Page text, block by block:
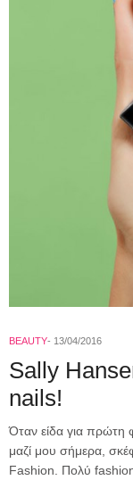
BEAUTY 13/04/2016
Sally
nails!
Όταν είδα για πρώτη
μαζί μου σήμερα,
Fashion. Πολύ